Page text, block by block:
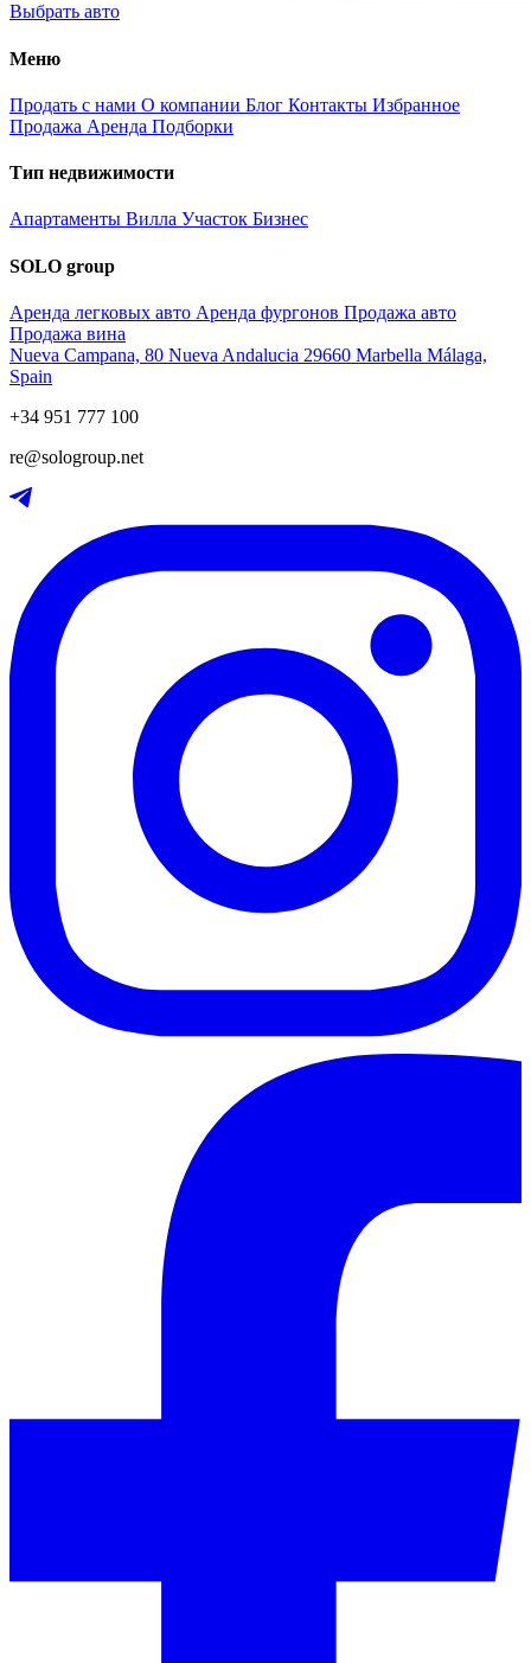
Выбрать авто
Меню
Продать с нами О компании Блог Контакты Избранное
Продажа Аренда Подборки
Тип недвижимости
Апартаменты Вилла Участок Бизнес
SOLO group
Аренда легковых авто Аренда фургонов Продажа авто
Продажа вина
Nueva Campana, 80 Nueva Andalucia 29660 Marbella Málaga,
Spain
+34 951 777 100
re@sologroup.net